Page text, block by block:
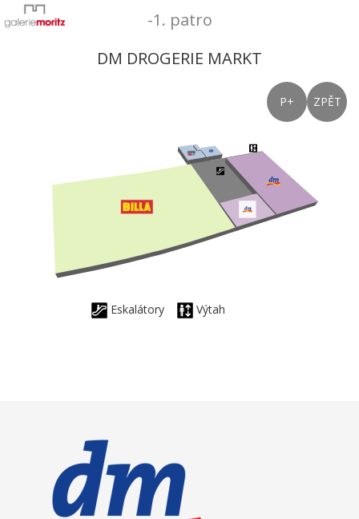
-1. patro
DM DROGERIE MARKT
ZPĚT
P+
Eskalátory Výtah